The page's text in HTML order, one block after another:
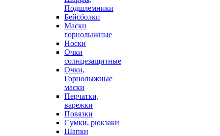
Подшлемники
Бейсболки
Маски
горнолыжные
Носки
Очки
солнцезащитные
Очки,
Горнолыжные
маски
Перчатки,
варежки
Повязки
Сумки, рюкзаки
Шапки